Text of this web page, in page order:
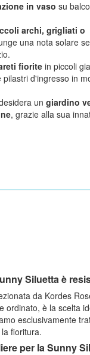
in vaso su
archi, grigliati o
una nota solare
fiorite in piccoli
d'ingresso in
un giardino
, grazie alla sua
Siluetta è
da Kordes
ordinato, è la scelta
esclusivamente
fioritura.
per la Sunny